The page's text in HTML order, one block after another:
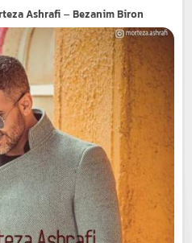
Ashrafi– Bezanim Biron